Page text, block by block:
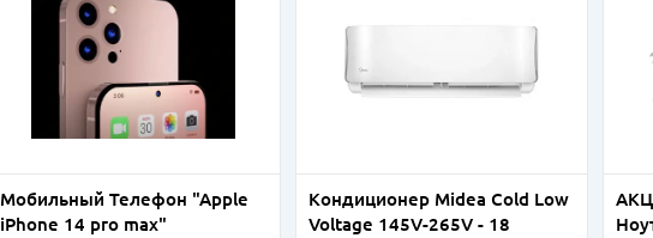
Мобильный Телефон "Apple
iPhone 14 pro max"
Кондиционер Midea Cold Low
Voltage 145V-265V - 18